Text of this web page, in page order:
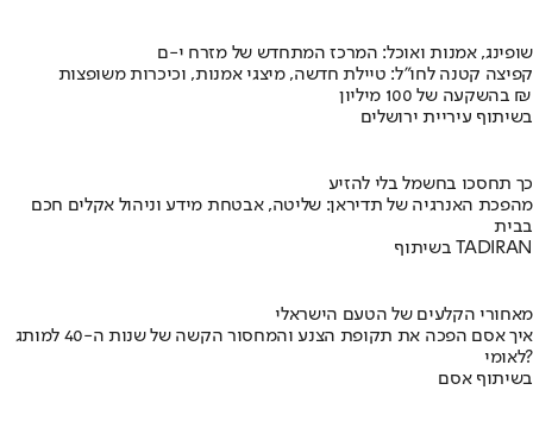
שופינג, אמנות ואוכל: המרכז המתחדש של מזרח י-ם
קפיצה קטנה לחו"ל: טיילת חדשה, מיצגי אמנות, וכיכרות משופצות
בהשקעה של 100 מיליון ₪
בשיתוף עיריית ירושלים
כך תחסכו בחשמל בלי להזיע
מהפכת האנרגיה של תדיראן: שליטה, אבטחת מידע וניהול אקלים חכם
בבית
בשיתוף TADIRAN
מאחורי הקלעים של הטעם הישראלי
איך אסם הפכה את תקופת הצנע והמחסור הקשה של שנות ה-40 למותג
לאומי?
בשיתוף אסם